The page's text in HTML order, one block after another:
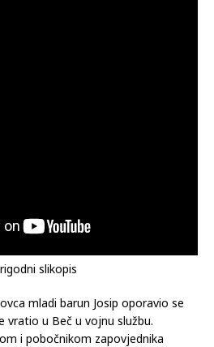
slikopis
mladi barun Josip oporavio se
vratio u Beč u vojnu službu.
i pobočnikom zapovjednika